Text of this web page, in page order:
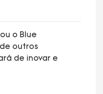
o Blue
outros
de inovar e